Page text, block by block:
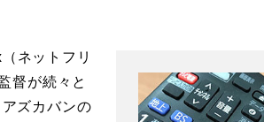
ネットフリ
督が続々と
ズカバンの